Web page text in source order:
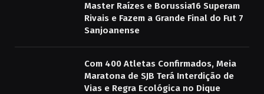
Master Raízes e Borussia16 Superam
Rivais e Fazem a Grande Final do Fut 7
Sanjoanense
Com 400 Atletas Confirmados, Meia
Maratona de SJB Terá Interdição de
Vias e Regra Ecológica no Dique